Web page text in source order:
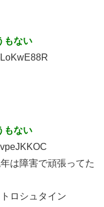
もない
LoKwE88R
もない
vpeJKKOC
は障害で頑張ってた
ロシュタイン